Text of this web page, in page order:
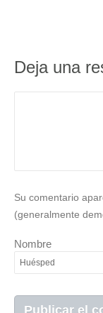
Deja una
Su comentario
(generalmente
Nombre